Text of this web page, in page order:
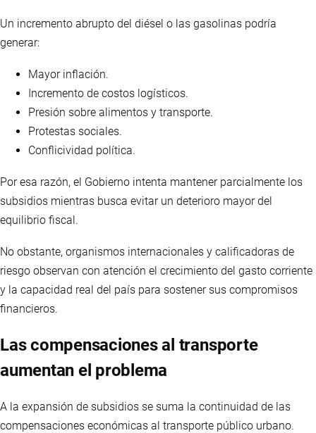
Un incremento abrupto del diésel o las gasolinas podría
generar:
Mayor inflación.
Incremento de costos logísticos.
Presión sobre alimentos y transporte.
Protestas sociales.
Conflicividad política.
Por esa razón, el Gobierno intenta mantener parcialmente los
subsidios mientras busca evitar un deterioro mayor del
equilibrio fiscal.
No obstante, organismos internacionales y calificadoras de
riesgo observan con atención el crecimiento del gasto corriente
y la capacidad real del país para sostener sus compromisos
financieros.
Las compensaciones al transporte
aumentan el problema
A la expansión de subsidios se suma la continuidad de las
compensaciones económicas al transporte público urbano.